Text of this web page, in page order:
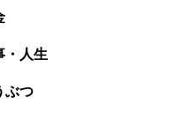
・人生
ぶつ